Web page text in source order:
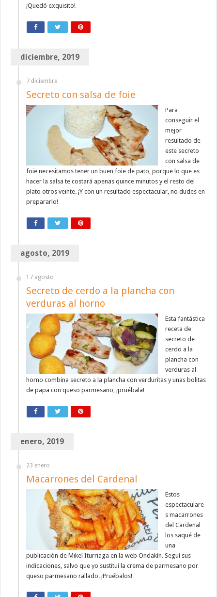
¡Quedó exquisito!
diciembre, 2019
7 diciembre
Secreto con salsa de foie
Para
conseguir el
mejor
resultado de
este secreto
con salsa de
foie necesitamos tener un buen foie de pato, porque lo que es
hacer la salsa te costará apenas quince minutos y el resto del
plato otros veinte. ¡Y con un resultado espectacular, no dudes en
prepararlo!
agosto, 2019
17 agosto
Secreto de cerdo a la plancha con
verduras al horno
Esta fantástica
receta de
secreto de
cerdo a la
plancha con
verduras al
horno combina secreto a la plancha con verduritas y unas bolitas
de papa con queso parmesano, ¡pruébala!
enero, 2019
23 enero
Macarrones del Cardenal
Estos
espectaculare
s macarrones
del Cardenal
los saqué de
una
publicación de Mikel Iturriaga en la web Ondakín. Seguí sus
indicaciones, salvo que yo sustituí la crema de parmesano por
queso parmesano rallado. ¡Pruébalos!